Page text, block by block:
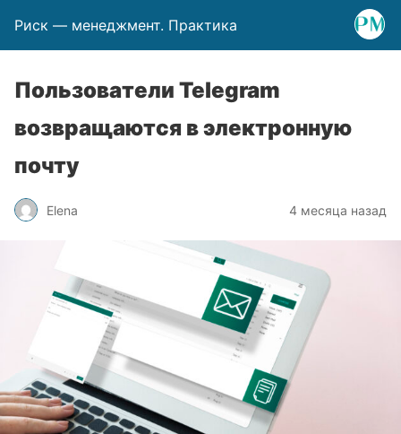
Риск — менеджмент. Практика
Пользователи Telegram
возвращаются в электронную
почту
Elena 4 месяца назад